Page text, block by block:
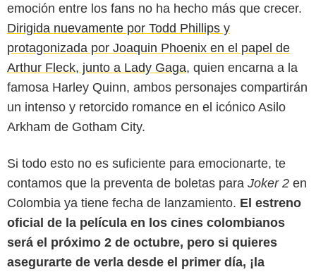
emoción entre los fans no ha hecho más que crecer.
Dirigida nuevamente por Todd Phillips y
protagonizada por Joaquin Phoenix en el papel de
Arthur Fleck, junto a Lady Gaga, quien encarna a la
famosa Harley Quinn, ambos personajes compartirán
un intenso y retorcido romance en el icónico Asilo
Arkham de Gotham City.
Si todo esto no es suficiente para emocionarte, te
contamos que la preventa de boletas para Joker 2 en
Colombia ya tiene fecha de lanzamiento. El estreno
oficial de la película en los cines colombianos
será el próximo 2 de octubre, pero si quieres
asegurarte de verla desde el primer día, ¡la
Animal Politico